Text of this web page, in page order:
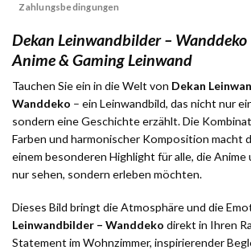
Zahlungsbedingungen
Dekan Leinwandbilder –
Anime & Gaming Leinwand
Tauchen Sie ein in die Welt von Dekan
Wanddeko – ein Leinwandbild, das nicht nur
sondern eine Geschichte erzählt. Die
Farben und harmonischer Komposition macht
einem besonderen Highlight für alle, die Anime
nur sehen, sondern erleben möchten.
Dieses Bild bringt die Atmosphäre und die
Leinwandbilder – Wanddeko direkt in Ihren
Statement im Wohnzimmer, inspirierender